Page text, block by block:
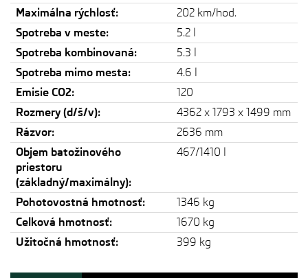
Maximálna rýchlosť:
202 km/hod.
Spotreba v meste:
5.2 l
Spotreba kombinovaná:
5.3 l
Spotreba mimo mesta:
4.6 l
Emisie CO2:
120
Rozmery (d/š/v):
4362 x 1793 x 1499 mm
Rázvor:
2636 mm
Objem batožinového
priestoru
(základný/maximálny):
467/1410 l
Pohotovostná hmotnosť:
1346 kg
Celková hmotnosť:
1670 kg
Užitočná hmotnosť:
399 kg